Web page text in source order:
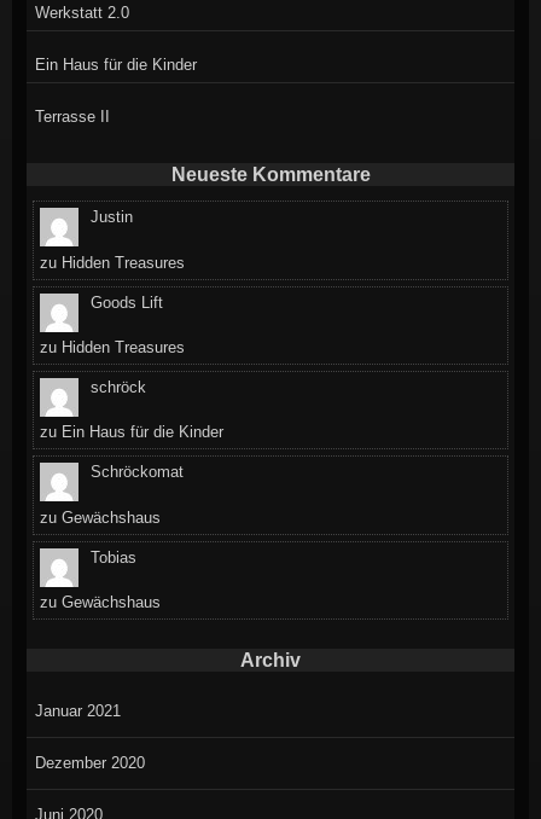
Werkstatt 2.0
Ein Haus für die Kinder
Terrasse II
Neueste Kommentare
Justin
zu Hidden Treasures
Goods Lift
zu Hidden Treasures
schröck
zu Ein Haus für die Kinder
Schröckomat
zuGewächshaus
Tobias
zuGewächshaus
Archiv
Januar 2021
Dezember 2020
Juni 2020